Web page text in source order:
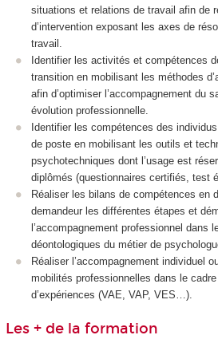
situations et relations de travail afin de
d’intervention exposant les axes de
travail.
Identifier les activités et compétences
transition en mobilisant les méthodes
afin d’optimiser l’accompagnement du
évolution professionnelle.
Identifier les compétences des
de poste en mobilisant les outils et
psychotechniques dont l’usage est
diplômés (questionnaires certifiés, test
Réaliser les bilans de compétences en
demandeur les différentes étapes et
l’accompagnement professionnel dans
déontologiques du métier de
Réaliser l’accompagnement individuel
mobilités professionnelles dans le
d’expériences (VAE, VAP, VES…).
Les + de la formation